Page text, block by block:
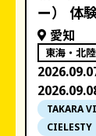
ー） 体
愛知
東海・北陸
TAKARA
CIELESTY